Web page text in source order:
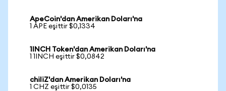
ApeCoin'dan Amerikan Doları'na
1 APE eşittir $0,1334
1INCH Token'dan Amerikan Doları'na
1 1INCH eşittir $0,0842
chiliZ'dan Amerikan Doları'na
1 CHZ eşittir $0,0135